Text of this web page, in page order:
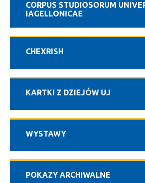
CORPUS STUDIOSORUM
IAGELLONICAE
CHEXRISH
KARTKI Z DZIEJÓW UJ
WYSTAWY
POKAZY ARCHIWALNE